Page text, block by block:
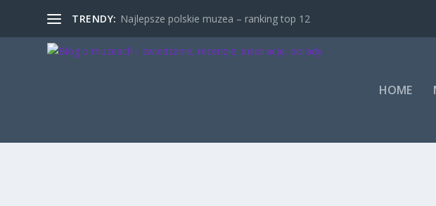
TRENDY: Najlepsze polskie muzea – ranking top 12
HOME